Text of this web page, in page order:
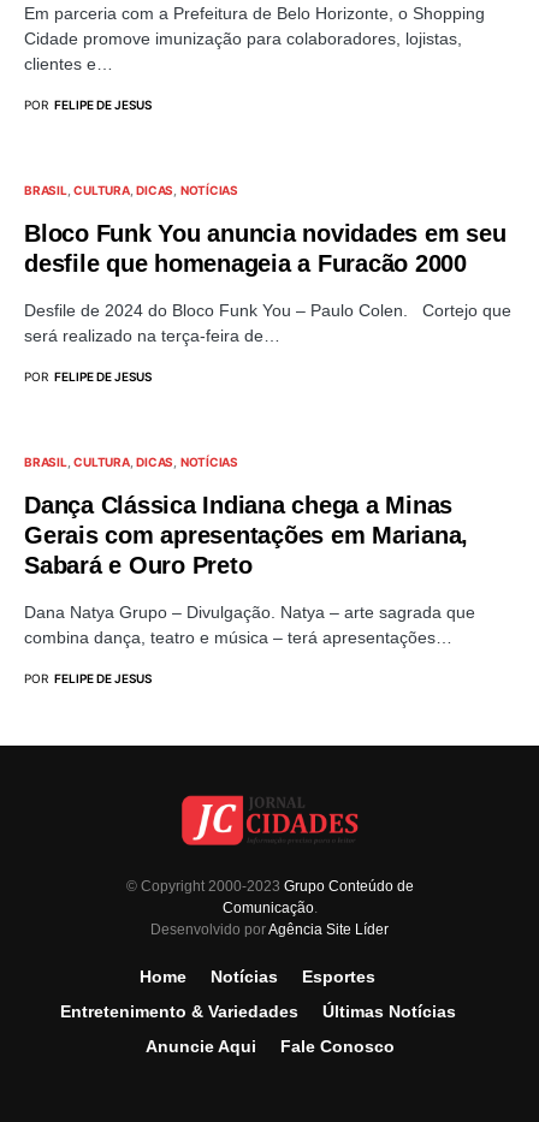
Em parceria com a Prefeitura de Belo Horizonte, o Shopping
Cidade promove imunização para colaboradores, lojistas,
clientes e…
POR FELIPE DE JESUS
BRASIL CULTURA DICAS NOTÍCIAS
Bloco Funk You anuncia novidades em seu
desfile que homenageia a Furacão 2000
Desfile de 2024 do Bloco Funk You – Paulo Colen. Cortejo que
será realizado na terça-feira de…
POR FELIPE DE JESUS
BRASIL CULTURA DICAS NOTÍCIAS
Dança Clássica Indiana chega a Minas
Gerais com apresentações em Mariana,
Sabará e Ouro Preto
Dana Natya Grupo – Divulgação. Natya – arte sagrada que
combina dança, teatro e música – terá apresentações…
POR FELIPE DE JESUS
© Copyright 2000-2023 Grupo Conteúdo de
Comunicação.
Desenvolvido porAgência Site Líder
Home Notícias
Esportes
Entretenimento & Variedades
Últimas Notícias
Anuncie Aqui
Fale Conosco